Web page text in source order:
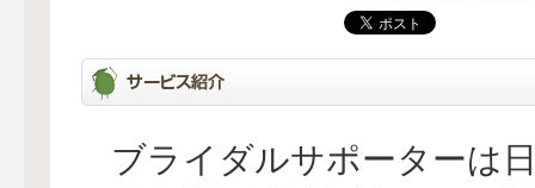
ブライダルサポーターは